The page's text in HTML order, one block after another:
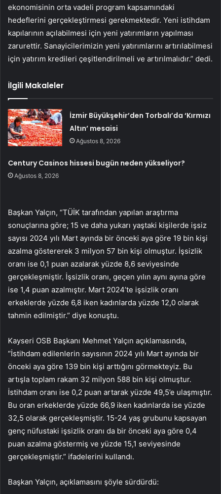
ekonomisinin orta vadeli program kapsamındaki
hedeflerini gerçekleştirmesi gerekmektedir. Yeni istihdam
kapılarının açılabilmesi için yeni yatırımların yapılması
zarurettir. Sanayicilerimizin yeni yatırımlarını artırılabilmesi
için yatırım kredileri çeşitlendirilmeli ve artırılmalıdır.” dedi.
İlgili Makaleler
İzmir Büyükşehir’den Torbalı’da ‘Kırmızı
Altın’ mesaisi
Ağustos 8, 2026
Century Casinos hissesi bugün neden yükseliyor?
Ağustos 8, 2026
Başkan Yalçın, “TÜİK tarafından yapılan araştırma
sonuçlarına göre; 15 ve daha yukarı yaştaki kişilerde işsiz
sayısı 2024 yılı Mart ayında bir önceki aya göre 19 bin kişi
azalma göstererek 3 milyon 57 bin kişi olmuştur. İşsizlik
oranı ise 0,1 puan azalarak yüzde 8,6 seviyesinde
gerçekleşmiştir. İşsizlik oranı, geçen yılın aynı ayına göre
ise 1,4 puan azalmıştır. Mart 2024’te işsizlik oranı
erkeklerde yüzde 6,8 iken kadınlarda yüzde 12,0 olarak
tahmin edilmiştir.” diye konuştu.
Kayseri OSB Başkanı Mehmet Yalçın açıklamasında,
“İstihdam edilenlerin sayısının 2024 yılı Mart ayında bir
önceki aya göre 139 bin kişi arttığını görmekteyiz. Bu
artışla toplam rakam 32 milyon 588 bin kişi olmuştur.
İstihdam oranı ise 0,2 puan artarak yüzde 49,5’e ulaşmıştır.
Bu oran erkeklerde yüzde 66,9 iken kadınlarda ise yüzde
32,5 olarak gerçekleşmiştir. 15-24 yaş grubunu kapsayan
genç nüfustaki işsizlik oranı da bir önceki aya göre 0,4
puan azalma göstermiş ve yüzde 15,1 seviyesinde
gerçekleşmiştir.” ifadelerini kullandı.
Başkan Yalçın, açıklamasını şöyle sürdürdü: